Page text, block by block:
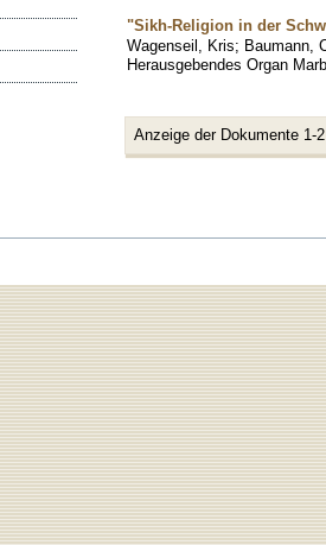
"Sikh-Religion in der
Wagenseil, Kris; Baumann,
Herausgebendes Organ
Anzeige der Dokumente 1-